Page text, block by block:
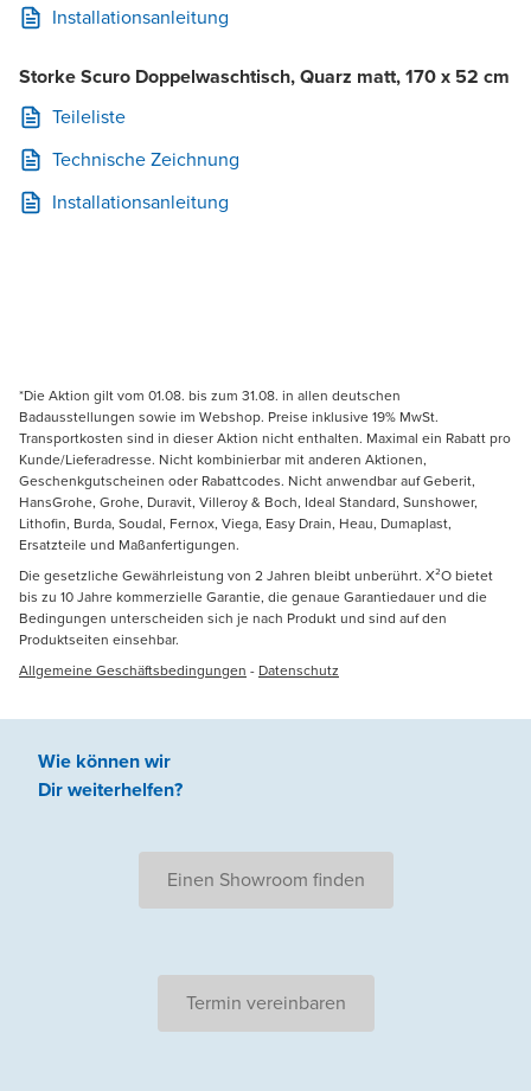
Installationsanleitung
Storke Scuro Doppelwaschtisch, Quarz matt, 170 x 52 cm
Teileliste
Technische Zeichnung
Installationsanleitung
*Die Aktion gilt vom 01.08. bis zum 31.08. in allen deutschen
Badausstellungen sowie im Webshop. Preise inklusive 19% MwSt.
Transportkosten sind in dieser Aktion nicht enthalten. Maximal ein Rabatt pro
Kunde/Lieferadresse. Nicht kombinierbar mit anderen Aktionen,
Geschenkgutscheinen oder Rabattcodes. Nicht anwendbar auf Geberit,
HansGrohe, Grohe, Duravit, Villeroy & Boch, Ideal Standard, Sunshower,
Lithofin, Burda, Soudal, Fernox, Viega, Easy Drain, Heau, Dumaplast,
Ersatzteile und Maßanfertigungen.
Die gesetzliche Gewährleistung von 2 Jahren bleibt unberührt. X²O bietet
bis zu 10 Jahre kommerzielle Garantie, die genaue Garantiedauer und die
Bedingungen unterscheiden sich je nach Produkt und sind auf den
Produktseiten einsehbar.
Allgemeine Geschäftsbedingungen - Datenschutz
Wie können wir
Dir weiterhelfen?
Einen Showroom finden
Termin vereinbaren